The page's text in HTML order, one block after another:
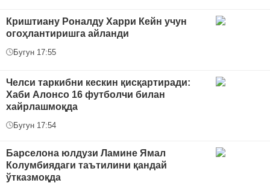
Криштиану Роналду Харри Кейн учун
огоҳлантиришга айланди
Бугун 17:55
Челси таркибни кескин қисқартиради:
Хаби Алонсо 16 футболчи билан
хайрлашмоқда
Бугун 17:54
Барселона юлдузи Ламине Ямал
Колумбиядаги таътилини қандай
ўтказмоқда